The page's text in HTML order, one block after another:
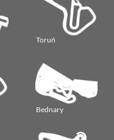
Toruń
Bednary